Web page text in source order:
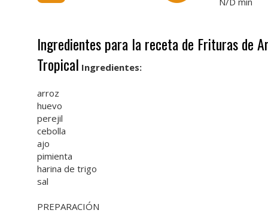
Ingredientes para la receta de Frituras de
Tropical Ingredientes:
arroz
huevo
perejil
cebolla
ajo
pimienta
harina de trigo
sal
PREPARACIÓN